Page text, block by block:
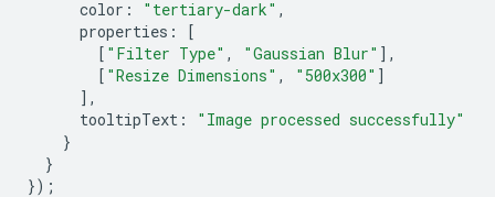
color : "tertiary-dark" ,
properties :
[
[ "Filter Type" , "Gaussian Blur" ],
[ "Resize Dimensions" , "500x300" ]
],
tooltipText :
"Image processed successfully"
}
}
});